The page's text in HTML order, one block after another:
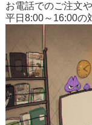
お電話でのご注文
平日8:00～16:00の